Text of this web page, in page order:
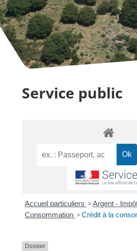
Service public
Accueil particuliers >Argent -
Consommation >Crédit à la
Dossier